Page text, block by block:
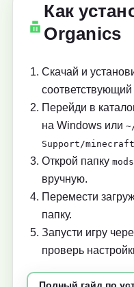
Как
Organics
Скачай и
Перейди в
на Windows или
Support/minecraft
Открой папку mods
вручную.
Перемести
папку.
Запусти игру
проверь